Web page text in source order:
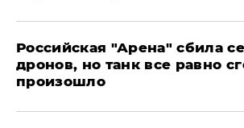
​Российская "Арена" сбила
дронов, но танк все равно
произошло